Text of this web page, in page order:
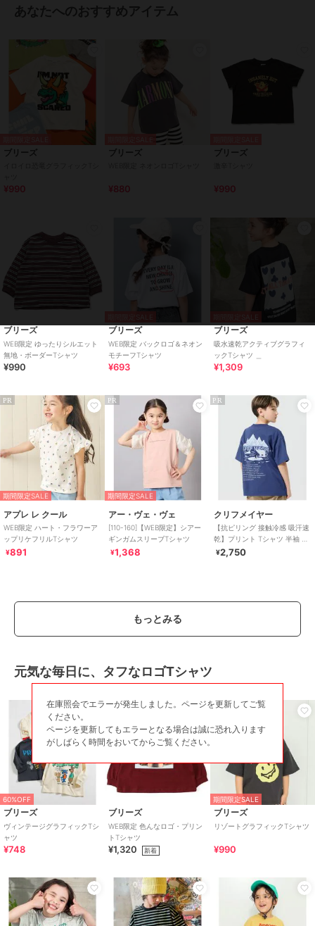
あなたへのおすすめアイテム
ブリーズ
¥990
ブリーズ
¥880
ブリーズ
¥990
ブリーズ
WEB限定 ゆったりシルエット
無地・ボーダーTシャツ
¥990
ブリーズ
WEB限定 バックロゴ＆ネオン
モチーフTシャツ
¥693
ブリーズ
吸水速乾アクティブグラフィ
ックTシャツ ＿
¥1,309
PR
期間限定SALE
アプレ レ クール
WEB限定 ハート・フラワーア
ップリケフリルTシャツ
¥891
PR
期間限定SALE
アー・ヴェ・ヴェ
[110-160]【WEB限定】シアー
ギンガムスリーブTシャツ
¥1,368
PR
クリフメイヤー
【抗ピリング 接触冷感 吸汗速
乾】プリント Tシャツ 半袖 北
極 120cm～170cm
¥2,750
もっとみる
元気な毎日に、タフなロゴTシャツ
60%OFF
ブリーズ
ヴィンテージグラフィックTシ
ャツ
¥748
ブリーズ
WEB限定 色んなロゴ・プリン
トTシャツ
¥1,320 新着
期間限定SALE
ブリーズ
リゾートグラフィックTシャツ
¥990
在庫照会でエラーが発生しました。ページを更新してご覧
ください。
ページを更新してもエラーとなる場合は誠に恐れ入ります
がしばらく時間をおいてからご覧ください。